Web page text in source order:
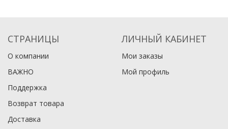
СТРАНИЦЫ
О компании
ВАЖНО
Поддержка
Возврат товара
Доставка
ЛИЧНЫЙ КАБИНЕТ
Мои заказы
Мой профиль